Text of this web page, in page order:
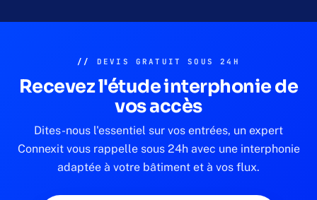
// DEVIS GRATUIT SOUS 24H
Recevez l'étude interphonie de
vos accès
Dites-nous l'essentiel sur vos entrées, un expert
Connexit vous rappelle sous 24h avec une interphonie
adaptée à votre bâtiment et à vos flux.